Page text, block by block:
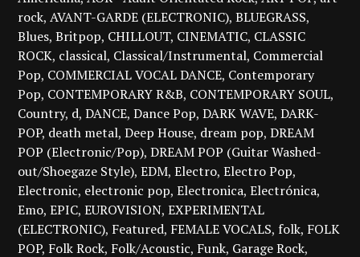
rock AVANT-GARDE (ELECTRONIC) BLUEGRASS
Blues Britpop CHILLOUT CINEMATIC CLASSIC
ROCK classical Classical/Instrumental Commercial
Pop COMMERCIAL VOCAL DANCE Contemporary
Pop CONTEMPORARY R&B CONTEMPORARY SOUL
Country d DANCE Dance Pop DARK WAVE DARK-
POP death metal Deep House dream pop DREAM
POP (Electronic/Pop) DREAM POP (Guitar Washed-
out/Shoegaze Style) EDM Electro Electro Pop
Electronic electronic pop Electronica Electrónica
Emo EPIC EUROVISION EXPERIMENTAL
(ELECTRONIC) Featured FEMALE VOCALS folk FOLK
POP Folk Rock Folk/Acoustic Funk Garage Rock